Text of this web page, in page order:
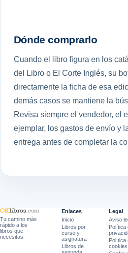
Dónde comprarlo
Cuando el libro figura en los
del Libro o El Corte Inglés, su
directamente la ficha de esa
demás casos se mantiene la
Revisa siempre el vendedor, el
ejemplar, los gastos de envío y
entrega antes de completar la
Tu camino más
rápido a los
libros que
necesitas.
Enlaces
Inicio
Libros por
curso y
asignatura
Libros de
Legal
Aviso
Política
Política
cookies